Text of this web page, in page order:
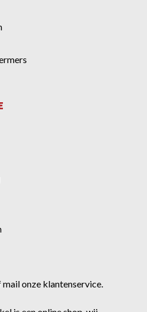
mail onze klantenservice